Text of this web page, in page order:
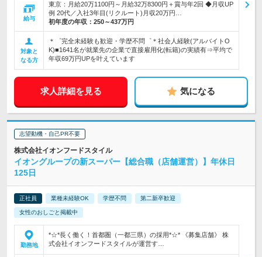
給与
東京：月給20万1100円～月給32万8300円＋賞与年2回 ◆月収UP
例 20代／入社3年目(リクルート)月収20万円…
初年度の年収： 250～437万円
対象と
なる方
＊゜完全未経験も歓迎・学歴不問゜＊社会人経験(アルバイトO
K)■1641名が就業先の企業で直接雇用化(転籍)の実績有⇒平均で
年収69万円UPを叶えています
求人詳細を見る 気になる
志望動機・自己PR不要
株式会社イオンフードスタイル
イオングループの新スーパー【総合職（店舗運営）】年休日
125日
正社員 業種未経験OK 学歴不問 第二新卒歓迎
女性のおしごと掲載中
勤務地
*☆*長く働く！首都圏（一都三県）の採用*☆* 《募集店舗》 株
式会社イオンフードスタイルが運営す…